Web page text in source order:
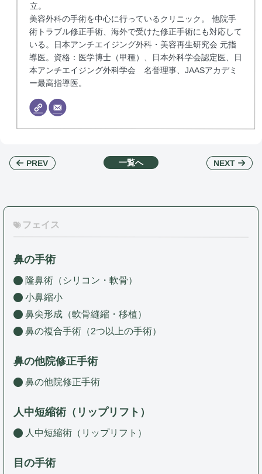
立。
美容外科の手術を中心に行っているクリニック。 他院手
術トラブル修正手術、海外で受けた修正手術にも対応して
いる。日本アンチエイジング外科・美容再生研究会 元指
導医。資格：医学博士（甲種）、日本外科学会認定医、日
本アンチエイジング外科学会 名誉理事、JAASアカデミ
ー最高指導医。
PREV 一覧へ NEXT
フェイス
鼻の手術
隆鼻術（シリコン・軟骨）
小鼻縮小
鼻尖形成（軟骨縫縮・移植）
鼻の複合手術（2つ以上の手術）
鼻の他院修正手術
鼻の他院修正手術
人中短縮術（リップリフト）
人中短縮術（リップリフト）
目の手術